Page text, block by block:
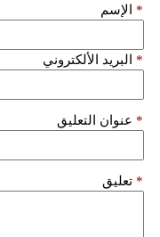
الإسم *
البريد الألكتروني *
عنوان التعليق *
تعليق *